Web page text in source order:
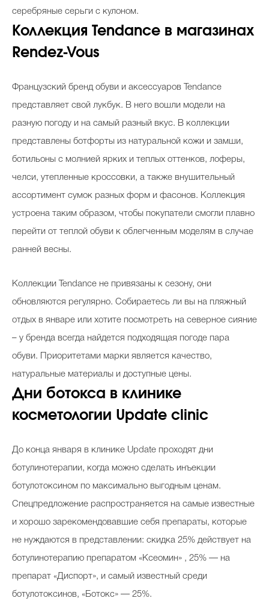
серебряные серьги с кулоном.
Коллекция Tendance в магазинах
Rendez-Vous
Французский бренд обуви и аксессуаров Tendance
представляет свой лукбук. В него вошли модели на
разную погоду и на самый разный вкус. В коллекции
представлены ботфорты из натуральной кожи и замши,
ботильоны с молнией ярких и теплых оттенков, лоферы,
челси, утепленные кроссовки, а также внушительный
ассортимент сумок разных форм и фасонов. Коллекция
устроена таким образом, чтобы покупатели смогли плавно
перейти от теплой обуви к облегченным моделям в случае
ранней весны.
Коллекции Tendance не привязаны к сезону, они
обновляются регулярно. Собираетесь ли вы на пляжный
отдых в январе или хотите посмотреть на северное сияние
– у бренда всегда найдется подходящая погоде пара
обуви. Приоритетами марки является качество,
натуральные материалы и доступные цены.
Дни ботокса в клинике
косметологии Update clinic
До конца января в клинике Update проходят дни
ботулинотерапии, когда можно сделать инъекции
ботулотоксином по максимально выгодным ценам.
Спецпредложение распространяется на самые известные
и хорошо зарекомендовавшие себя препараты, которые
не нуждаются в представлении: скидка 25% действует на
ботулинотерапию препаратом «Ксеомин» , 25% — на
препарат «Диспорт», и самый известный среди
ботулотоксинов, «Ботокс» — 25%.